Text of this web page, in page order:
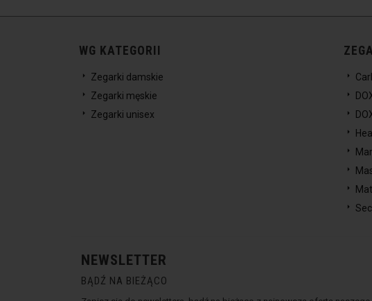
WG KATEGORII
Zegarki damskie
Zegarki męskie
Zegarki unisex
NEWSLETTER
BĄDŹ NA BIEŻĄCO